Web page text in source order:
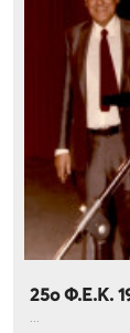
25ο Φ.Ε.Κ.
...